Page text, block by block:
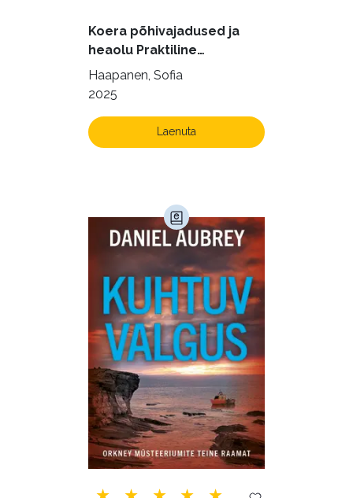
Krimi ja põnevik (1283)
Kultuur ja teadus (45)
Kunst ja looming (86)
Laste- ja noortekirjandus (580)
Maamajandus (24)
Majandus (34)
Perioodika (15)
Psühholoogia (184)
Rahandus (47)
Religioon (107)
Siseturvalisus (34)
Sport (52)
Tehnika (6)
Telekommunikatsioon (9)
Tervis (147)
Transport (8)
Ulme ja fantaasia (244)
Vabakasutus (423)
Õigus (22)
Koera põhivajadused ja
heaolu Praktiline
käsiraamat sujuvaks ja
rahuldust pakkuvaks
Haapanen, Sofia
2025
Laenuta